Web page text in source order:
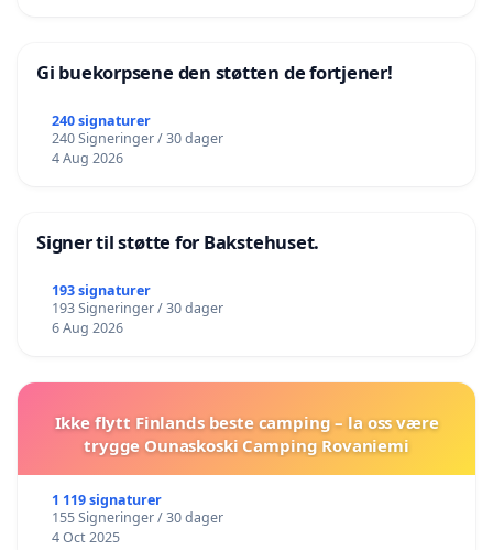
Gi buekorpsene den støtten de fortjener!
240 signaturer
240 Signeringer / 30 dager
4 Aug 2026
Signer til støtte for Bakstehuset.
193 signaturer
193 Signeringer / 30 dager
6 Aug 2026
Ikke flytt Finlands beste camping – la oss være
trygge Ounaskoski Camping Rovaniemi
1 119 signaturer
155 Signeringer / 30 dager
4 Oct 2025